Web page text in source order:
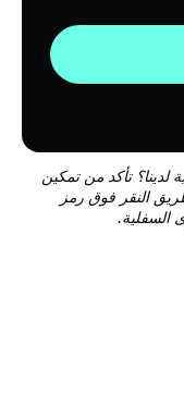
لدينا؟ تأكد من تمكين
النقر فوق رمز